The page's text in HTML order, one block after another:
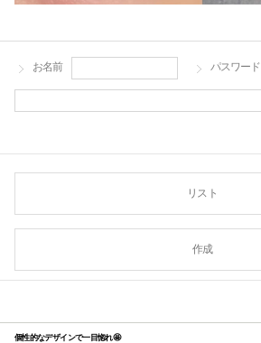
お名前 パスワード
リスト
作成
個性的なデザインで一目惚れ🤩